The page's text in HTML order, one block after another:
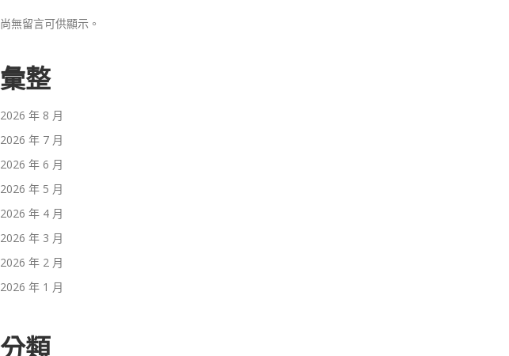
尚無留言可供顯示。
彙整
2026 年 8 月
2026 年 7 月
2026 年 6 月
2026 年 5 月
2026 年 4 月
2026 年 3 月
2026 年 2 月
2026 年 1 月
分類